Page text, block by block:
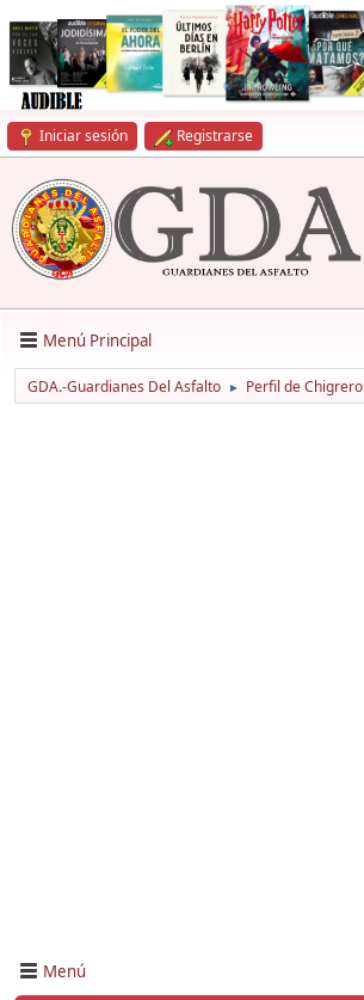
Iniciar sesión Registrarse
Menú Principal
GDA.-Guardianes Del Asfalto ► Perfil de Chigrero
Menú